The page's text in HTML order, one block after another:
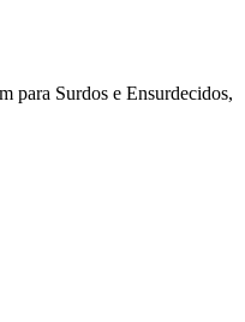
para Surdos e Ensurdecidos,